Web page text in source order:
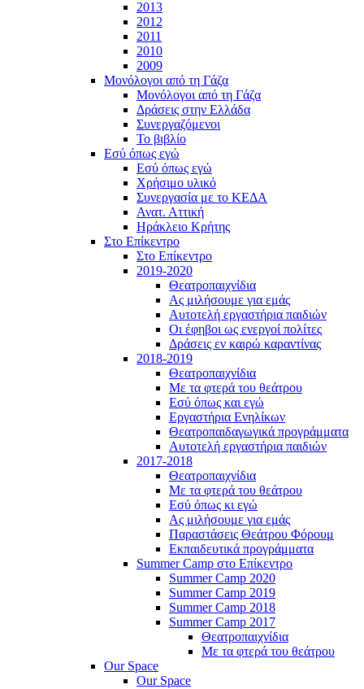
2013
2012
2011
2010
2009
Μονόλογοι από τη Γάζα
Μονόλογοι από τη Γάζα
Δράσεις στην Ελλάδα
Συνεργαζόμενοι
To βιβλίο
Εσύ όπως εγώ
Εσύ όπως εγώ
Χρήσιμο υλικό
Συνεργασία με το ΚΕΔΑ
Ανατ. Αττική
Ηράκλειο Κρήτης
Στο Επίκεντρο
Στο Επίκεντρο
2019-2020
Θεατροπαιχνίδια
Ας μιλήσουμε για εμάς
Αυτοτελή εργαστήρια παιδιών
Οι έφηβοι ως ενεργοί πολίτες
Δράσεις εν καιρώ καραντίνας
2018-2019
Θεατροπαιχνίδια
Με τα φτερά του θεάτρου
Εσύ όπως και εγώ
Εργαστήρια Ενηλίκων
Θεατροπαιδαγωγικά προγράμματα
Αυτοτελή εργαστήρια παιδιών
2017-2018
Θεατροπαιχνίδια
Με τα φτερά του θεάτρου
Εσύ όπως κι εγώ
Ας μιλήσουμε για εμάς
Παραστάσεις Θεάτρου Φόρουμ
Εκπαιδευτικά προγράμματα
Summer Camp στο Επίκεντρο
Summer Camp 2020
Summer Camp 2019
Summer Camp 2018
Summer Camp 2017
Θεατροπαιχνίδια
Με τα φτερά του θεάτρου
Our Space
Our Space